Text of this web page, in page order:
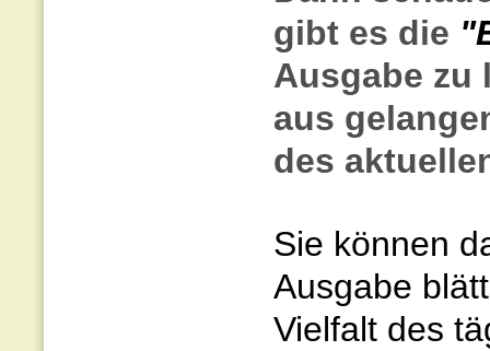
gibt es die
Ausgabe zu
aus
des
Sie können
Ausgabe
Vielfalt des